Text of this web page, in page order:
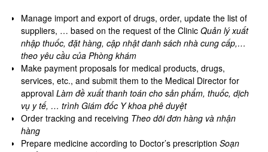
Manage import and export of drugs, order, update the list of
suppliers, … based on the request of the Clinic Quản lý xuất
nhập thuốc, đặt hàng, cập nhật danh sách nhà cung cấp,…
theo yêu cầu của Phòng khám
Make payment proposals for medical products, drugs,
services, etc., and submit them to the Medical Director for
approval Làm đề xuất thanh toán cho sản phẩm, thuốc, dịch
vụ y tế, … trình Giám đốc Y khoa phê duyệt
Order tracking and receiving Theo dõi đơn hàng và nhận
hàng
Prepare medicine according to Doctor’s prescription Soạn